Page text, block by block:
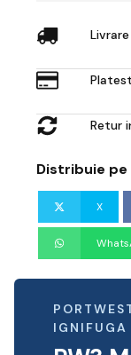
Retur
Distribuie pe
X